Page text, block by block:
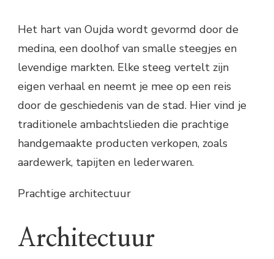
Het hart van Oujda wordt gevormd door de
medina, een doolhof van smalle steegjes en
levendige markten. Elke steeg vertelt zijn
eigen verhaal en neemt je mee op een reis
door de geschiedenis van de stad. Hier vind je
traditionele ambachtslieden die prachtige
handgemaakte producten verkopen, zoals
aardewerk, tapijten en lederwaren.
Prachtige architectuur
Architectuur